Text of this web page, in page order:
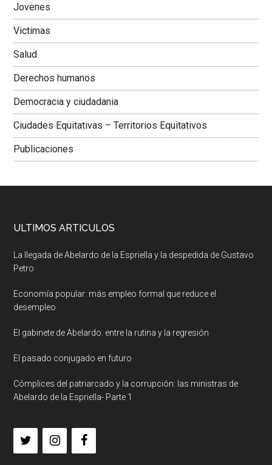
Jovenes
Victimas
Salud
Derechos humanos
Democracia y ciudadania
Ciudades Equitativas – Territorios Equitativos
Publicaciones
ULTIMOS ARTICULOS
La llegada de Abelardo de la Espriella y la despedida de Gustavo
Petro
Economía popular: más empleo formal que reduce el
desempleo
El gabinete de Abelardo: entre la rutina y la regresión
El pasado conjugado en futuro
Cómplices del patriarcado y la corrupción: las ministras de
Abelardo de la Espriella- Parte 1